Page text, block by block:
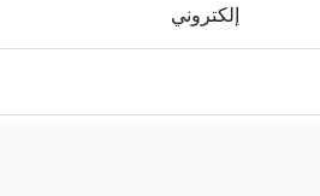
إلكتروني